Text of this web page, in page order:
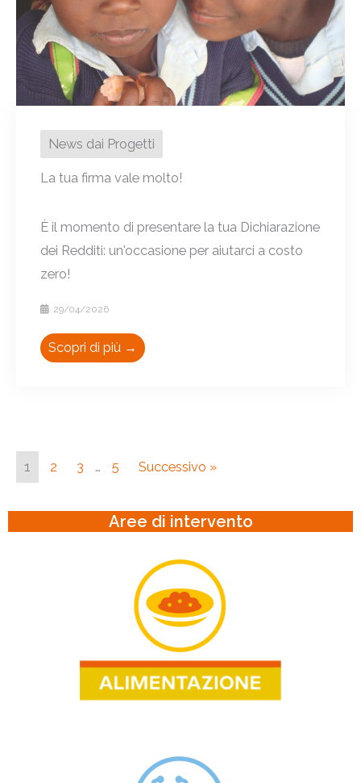
News dai Progetti
La tua firma vale molto!
È il momento di presentare la tua Dichiarazione
dei Redditi: un'occasione per aiutarci a costo
zero!
29/04/2026
Scopri di più →
1 2 3 … 5 Successivo »
Aree di intervento